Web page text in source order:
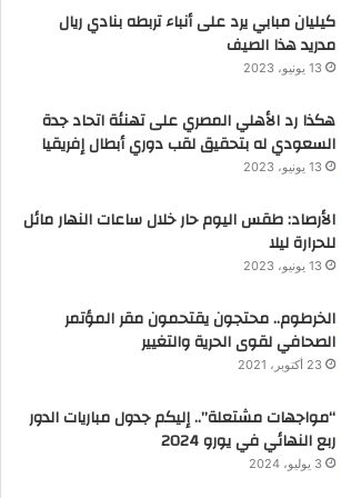
كيليان مبابي يرد على أنباء تربطه بنادي ريال
مدريد هذا الصيف
13 يونيو، 2023
هكذا رد الأهلي المصري على تهنئة اتحاد جدة
السعودي له بتحقيق لقب دوري أبطال إفريقيا
13 يونيو، 2023
الأرصاد: طقس اليوم حار خلال ساعات النهار مائل
للحرارة ليلا
13 يونيو، 2023
الخرطوم.. محتجون يقتحمون مقر المؤتمر
الصحافي لقوى الحرية والتغيير
23 أكتوبر، 2021
“مواجهات مشتعلة”.. إليكم جدول مباريات الدور
ربع النهائي في يورو 2024
3 يوليو، 2024